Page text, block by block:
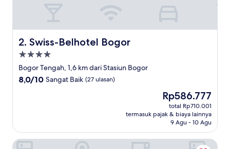
2. Swiss-Belhotel Bogor
Swiss-Belhotel Bogor
Properti
bintang
4.0
Bogor Tengah, 1,6 km dari Stasiun Bogor
8.0
ulasan)
8,0/10 Sangat Baik (27 ulasan)
Harga
sekarang
Rp586.777
Rp586.777
total Rp710.001
termasuk pajak & biaya lainnya
9 Agu - 10 Agu
Grand Savero Hotel Bogor